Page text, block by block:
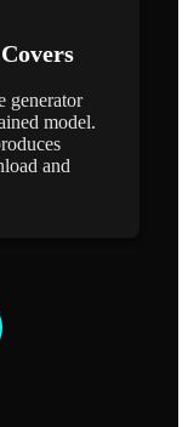
generator
model.
and